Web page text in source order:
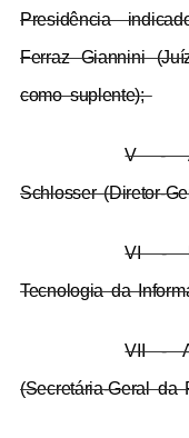
Presidência
Ferraz Giannini
como suplente);
V -
Schlosser (Diretor-
VI -
Tecnologia da
VII -
(Secretária-Geral da